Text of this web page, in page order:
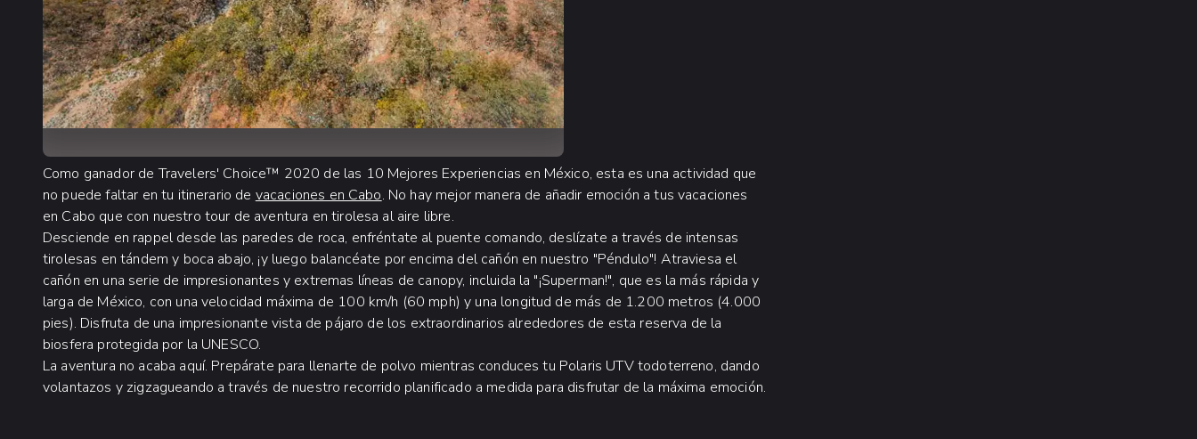
Como ganador de Travelers' Choice™ 2020 de las 10 Mejores Experiencias en México, esta es una actividad que
no puede faltar en tu itinerario de vacaciones en Cabo. No hay mejor manera de añadir emoción a tus vacaciones
en Cabo que con nuestro tour de aventura en tirolesa al aire libre.
Desciende en rappel desde las paredes de roca, enfréntate al puente comando, deslízate a través de intensas
tirolesas en tándem y boca abajo, ¡y luego balancéate por encima del cañón en nuestro "Péndulo"! Atraviesa el
cañón en una serie de impresionantes y extremas líneas de canopy, incluida la "¡Superman!", que es la más rápida y
larga de México, con una velocidad máxima de 100 km/h (60 mph) y una longitud de más de 1.200 metros (4.000
pies). Disfruta de una impresionante vista de pájaro de los extraordinarios alrededores de esta reserva de la
biosfera protegida por la UNESCO.
La aventura no acaba aquí. Prepárate para llenarte de polvo mientras conduces tu Polaris UTV todoterreno, dando
volantazos y zigzagueando a través de nuestro recorrido planificado a medida para disfrutar de la máxima emoción.